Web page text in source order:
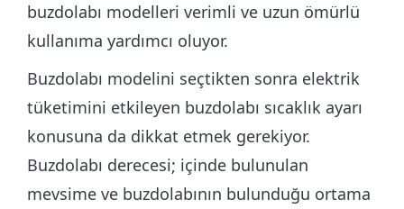
buzdolabı modelleri verimli ve uzun ömürlü
kullanıma yardımcı oluyor.
Buzdolabı modelini seçtikten sonra elektrik
tüketimini etkileyen buzdolabı sıcaklık ayarı
konusuna da dikkat etmek gerekiyor.
Buzdolabı derecesi; içinde bulunulan
mevsime ve buzdolabının bulunduğu ortama